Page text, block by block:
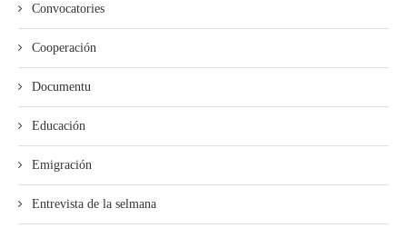
Convocatories
Cooperación
Documentu
Educación
Emigración
Entrevista de la selmana